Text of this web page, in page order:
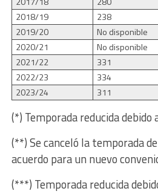
2018/19
238
2019/20
No disponible
2020/21
No disponible
2021/22
331
2022/23
334
2023/24
311
(*) Temporada reducida
(**) Se canceló la temporada
acuerdo para un nuevo
(***) Temporada reducida